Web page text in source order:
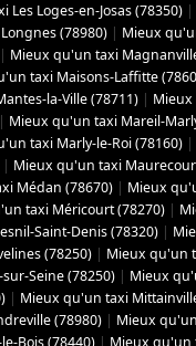
Les Loges-en-Josas (78350) |
(78980) | Mieux
| Mieux qu'un taxi
taxi Maisons-Laffitte
la-Ville (78711) |
| Mieux qu'un taxi Mareil-
taxi Marly-le-Roi (78160) |
| Mieux qu'un taxi
Médan (78670) | Mieux
taxi Méricourt (78270) |
Saint-Denis (78320) |
(78250) | Mieux qu'un
Seine (78250) | Mieux
| Mieux qu'un taxi
(78980) | Mieux